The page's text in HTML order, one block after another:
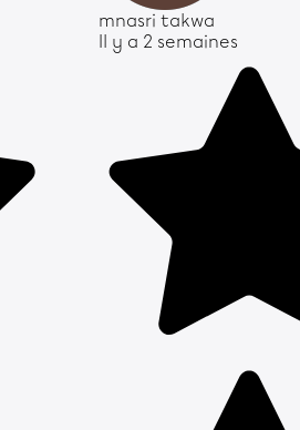
mnasri takwa
Il y a 2 semaines